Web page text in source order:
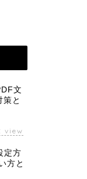
文
と
view
定方
方と